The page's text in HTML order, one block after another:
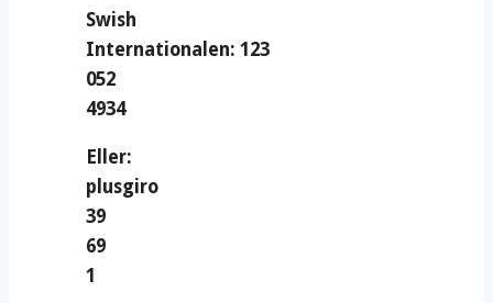
Swish
Internationalen: 123
052
4934
Eller:
plusgiro
39
69
1